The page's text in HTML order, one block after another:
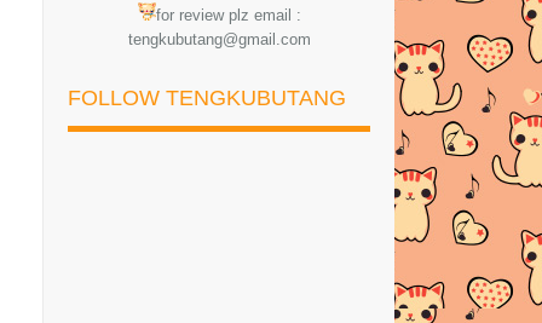
for review plz email :
tengkubutang@gmail.com
FOLLOW TENGKUBUTANG